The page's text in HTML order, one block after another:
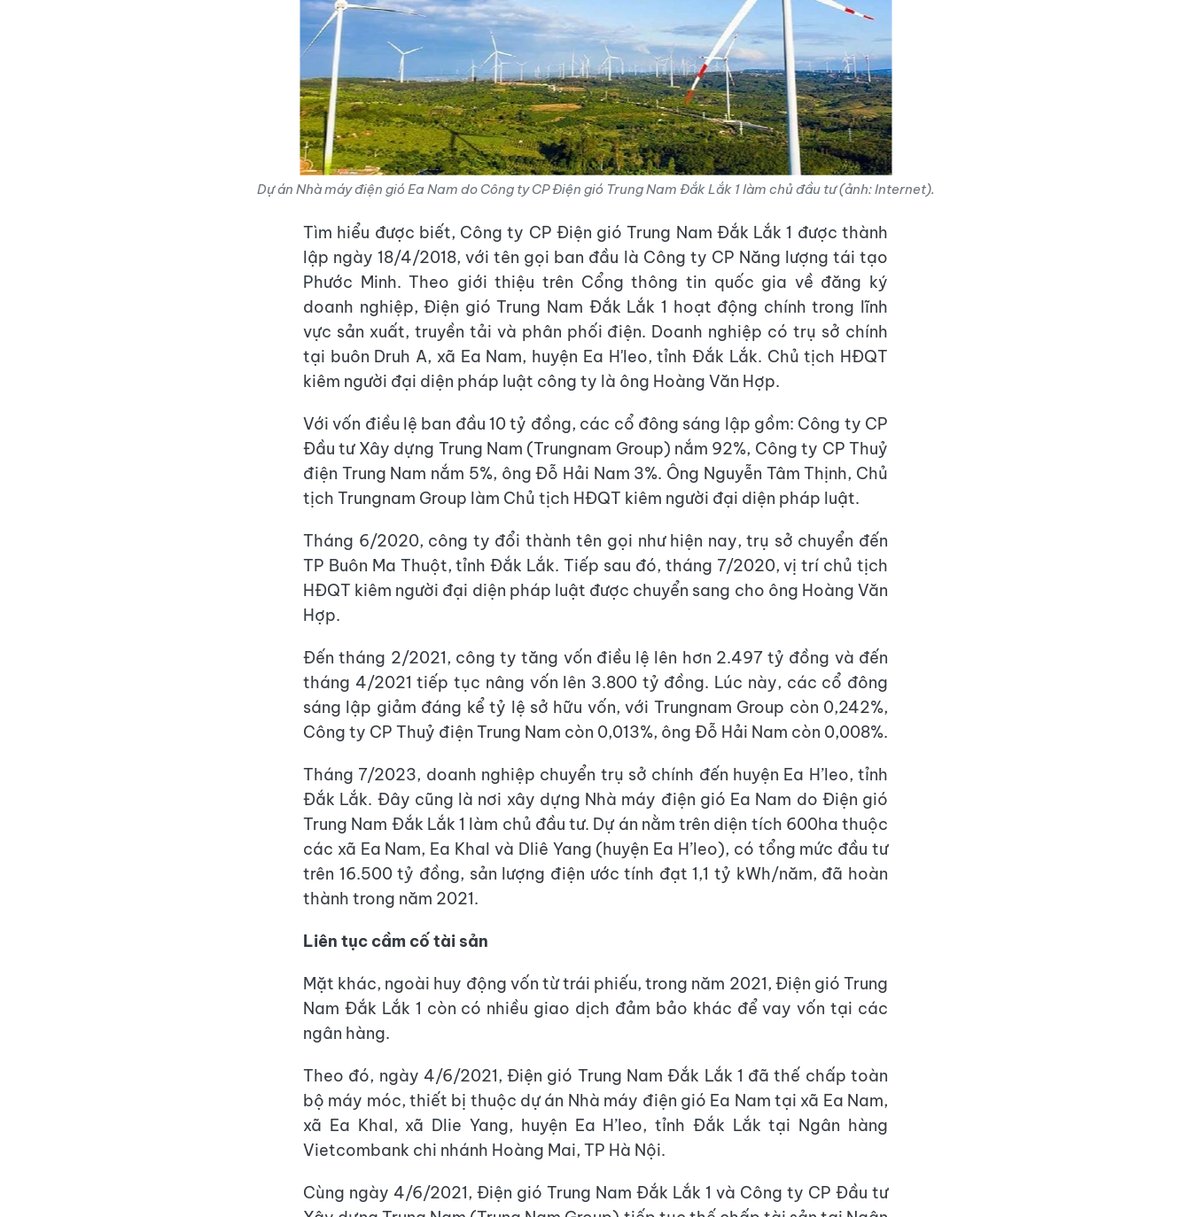
Dự án Nhà máy điện gió Ea Nam do Công ty CP Điện gió Trung Nam Đắk Lắk 1 làm chủ đầu tư (ảnh: Internet).
Tìm hiểu được biết, Công ty CP Điện gió Trung Nam Đắk Lắk 1 được thành
lập ngày 18/4/2018, với tên gọi ban đầu là Công ty CP Năng lượng tái tạo
Phước Minh. Theo giới thiệu trên Cổng thông tin quốc gia về đăng ký
doanh nghiệp, Điện gió Trung Nam Đắk Lắk 1 hoạt động chính trong lĩnh
vực sản xuất, truyền tải và phân phối điện. Doanh nghiệp có trụ sở chính
tại buôn Druh A, xã Ea Nam, huyện Ea H'leo, tỉnh Đắk Lắk. Chủ tịch HĐQT
kiêm người đại diện pháp luật công ty là ông Hoàng Văn Hợp.
Với vốn điều lệ ban đầu 10 tỷ đồng, các cổ đông sáng lập gồm: Công ty CP
Đầu tư Xây dựng Trung Nam (Trungnam Group) nắm 92%, Công ty CP Thuỷ
điện Trung Nam nắm 5%, ông Đỗ Hải Nam 3%. Ông Nguyễn Tâm Thịnh, Chủ
tịch Trungnam Group làm Chủ tịch HĐQT kiêm người đại diện pháp luật.
Tháng 6/2020, công ty đổi thành tên gọi như hiện nay, trụ sở chuyển đến
TP Buôn Ma Thuột, tỉnh Đắk Lắk. Tiếp sau đó, tháng 7/2020, vị trí chủ tịch
HĐQT kiêm người đại diện pháp luật được chuyển sang cho ông Hoàng Văn
Hợp.
Đến tháng 2/2021, công ty tăng vốn điều lệ lên hơn 2.497 tỷ đồng và đến
tháng 4/2021 tiếp tục nâng vốn lên 3.800 tỷ đồng. Lúc này, các cổ đông
sáng lập giảm đáng kể tỷ lệ sở hữu vốn, với Trungnam Group còn 0,242%,
Công ty CP Thuỷ điện Trung Nam còn 0,013%, ông Đỗ Hải Nam còn 0,008%.
Tháng 7/2023, doanh nghiệp chuyển trụ sở chính đến huyện Ea H’leo, tỉnh
Đắk Lắk. Đây cũng là nơi xây dựng Nhà máy điện gió Ea Nam do Điện gió
Trung Nam Đắk Lắk 1 làm chủ đầu tư. Dự án nằm trên diện tích 600ha thuộc
các xã Ea Nam, Ea Khal và Dliê Yang (huyện Ea H’leo), có tổng mức đầu tư
trên 16.500 tỷ đồng, sản lượng điện ước tính đạt 1,1 tỷ kWh/năm, đã hoàn
thành trong năm 2021.
Liên tục cầm cố tài sản
Mặt khác, ngoài huy động vốn từ trái phiếu, trong năm 2021, Điện gió Trung
Nam Đắk Lắk 1 còn có nhiều giao dịch đảm bảo khác để vay vốn tại các
ngân hàng.
Theo đó, ngày 4/6/2021, Điện gió Trung Nam Đắk Lắk 1 đã thế chấp toàn
bộ máy móc, thiết bị thuộc dự án Nhà máy điện gió Ea Nam tại xã Ea Nam,
xã Ea Khal, xã Dlie Yang, huyện Ea H’leo, tỉnh Đắk Lắk tại Ngân hàng
Vietcombank chi nhánh Hoàng Mai, TP Hà Nội.
Cùng ngày 4/6/2021, Điện gió Trung Nam Đắk Lắk 1 và Công ty CP Đầu tư